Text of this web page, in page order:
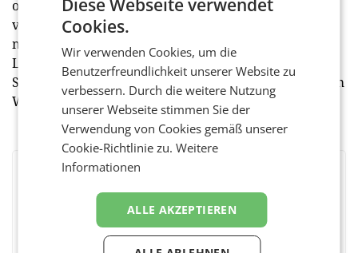
offene Formate bestimmt. Insgesamt lagen den
verschiedenen Juries fast 65.000 Aufnahmen von
mehr als 4.000 Fotografinnen und Fotografen aus 130
Ländern vor.
Sämtliche Gewinnerbilder sind nun bis 23. Oktober im
WestLicht zu bewundern. (red)
Diese Webseite verwendet
Cookies.
Wir verwenden Cookies, um die
Benutzerfreundlichkeit unserer Website zu
verbessern. Durch die weitere Nutzung
unserer Webseite stimmen Sie der
Verwendung von Cookies gemäß unserer
Cookie-Richtlinie zu.Weitere
Informationen
ALLE AKZEPTIEREN